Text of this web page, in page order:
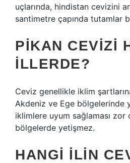
uçlarında, hindistan cevizini
santimetre çapında tutamlar
PIKAN CEVIZI
ILLERDE?
Ceviz genellikle iklim
Akdeniz ve Ege bölgelerinde
iklimlere uyum sağlaması zor
bölgelerde yetişmez.
HANGI ILIN